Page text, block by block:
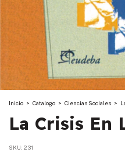
Inicio > Catalogo > Ciencias Sociales >
La Crisis En
SKU: 231